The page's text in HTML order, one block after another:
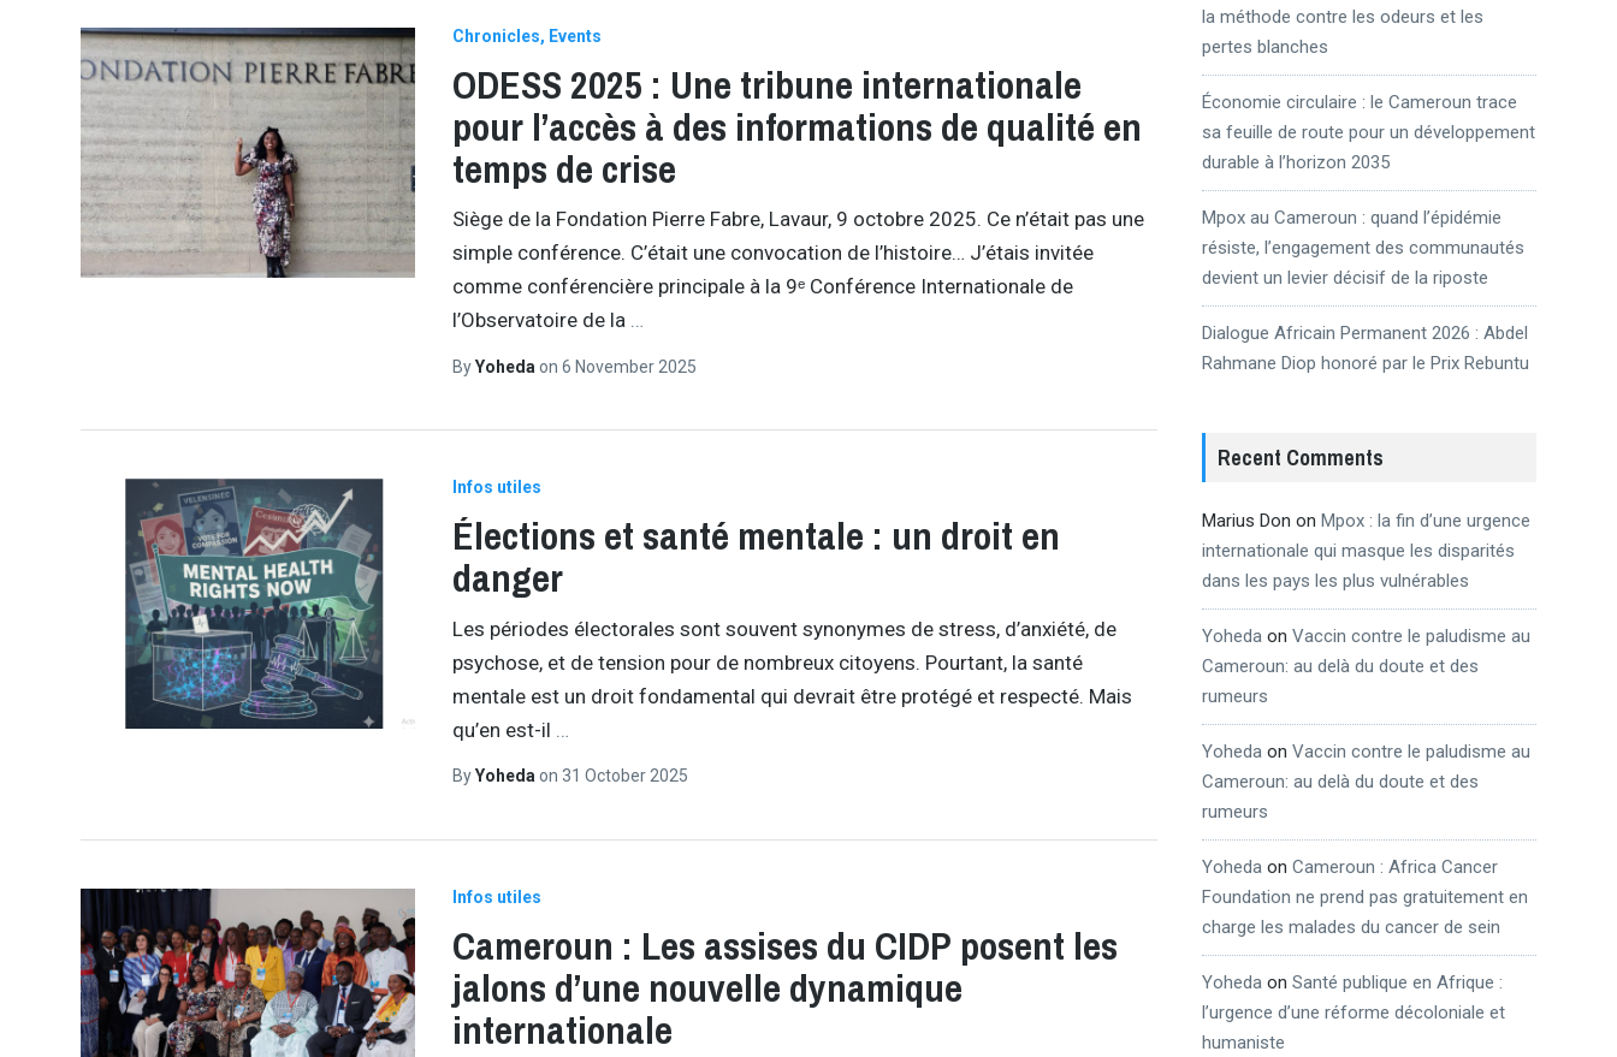
Chronicles Events
ODESS 2025 : Une tribune internationale
pour l’accès à des informations de qualité en
temps de crise
Siège de la Fondation Pierre Fabre, Lavaur, 9 octobre 2025. Ce n’était pas une
simple conférence. C’était une convocation de l’histoire… J’étais invitée
comme conférencière principale à la 9ᵉ Conférence Internationale de
l’Observatoire de la …
ByYoheda on 6 November 2025
Infos utiles
Élections et santé mentale : un droit en
danger
Les périodes électorales sont souvent synonymes de stress, d’anxiété, de
psychose, et de tension pour de nombreux citoyens. Pourtant, la santé
mentale est un droit fondamental qui devrait être protégé et respecté. Mais
qu’en est-il
ByYohedaon 31 October 2025
Infos utiles
Cameroun : Les assises du CIDP posent les
jalons d’une nouvelle dynamique
internationale
la méthode contre les odeurs et les
pertes blanches
Économie circulaire : le Cameroun trace
sa feuille de route pour un développement
durable à l’horizon 2035
Mpox au Cameroun : quand l’épidémie
résiste, l’engagement des communautés
devient un levier décisif de la riposte
Dialogue Africain Permanent 2026 : Abdel
Rahmane Diop honoré par le Prix Rebuntu
Recent Comments
Marius Don on Mpox : la fin d’une urgence
internationale qui masque les disparités
dans les pays les plus vulnérables
Yohedaon Vaccin contre le paludisme au
Cameroun: au delà du doute et des
rumeurs
Yohedaon Vaccin contre le paludisme au
Cameroun: au delà du doute et des
rumeurs
Yohedaon Cameroun : Africa Cancer
Foundation ne prend pas gratuitement en
charge les malades du cancer de sein
Yohedaon Santé publique en Afrique :
l’urgence d’une réforme décoloniale et
humaniste